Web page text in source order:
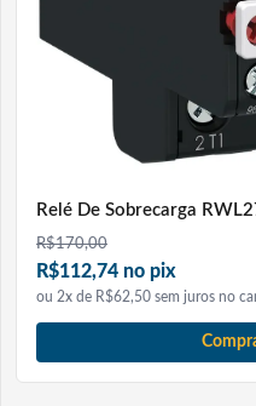
Relé De Sobrecarga
R$170,00
R$112,74 no pix
ou 2x de R$62,50 sem juros no